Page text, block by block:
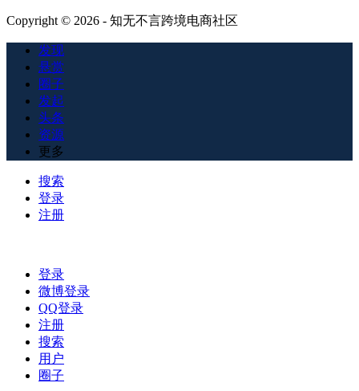
Copyright © 2026 - 知无不言跨境电商社区
发现
悬赏
圈子
发起
头条
资源
更多
搜索
登录
注册
登录
微博登录
QQ登录
注册
搜索
用户
圈子